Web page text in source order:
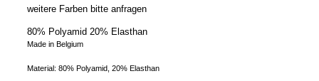
weitere Farben bitte anfragen
80% Polyamid 20% Elasthan
Made in Belgium
Material: 80% Polyamid, 20% Elasthan